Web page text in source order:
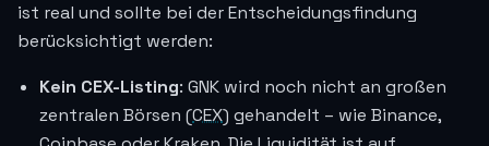
ist real und sollte bei der Entscheidungsfindung
berücksichtigt werden:
Kein CEX-Listing: GNK wird noch nicht an großen
zentralen Börsen (CEX) gehandelt – wie Binance,